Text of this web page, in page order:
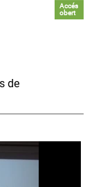
Accés
obert
de